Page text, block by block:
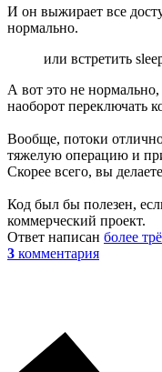
И он выжирает все
нормально.
или встретить
А вот это не
наоборот переключать
Вообще, потоки
тяжелую операцию и
Скорее всего, вы
Код был бы полезен,
коммерческий проект.
Ответ написан более
3 комментария